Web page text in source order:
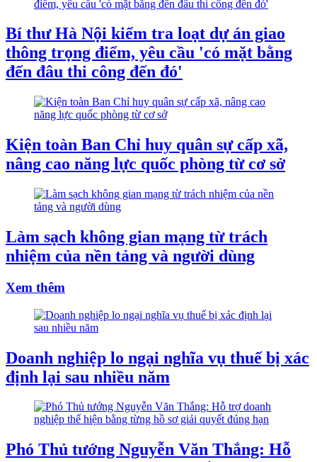
Bí thư Hà Nội kiểm tra loạt dự án giao
thông trọng điểm, yêu cầu 'có mặt bằng
đến đâu thi công đến đó'
Kiện toàn Ban Chỉ huy quân sự cấp xã,
nâng cao năng lực quốc phòng từ cơ sở
Làm sạch không gian mạng từ trách
nhiệm của nền tảng và người dùng
Xem thêm
Doanh nghiệp lo ngại nghĩa vụ thuế bị xác
định lại sau nhiều năm
Phó Thủ tướng Nguyễn Văn Thắng: Hỗ